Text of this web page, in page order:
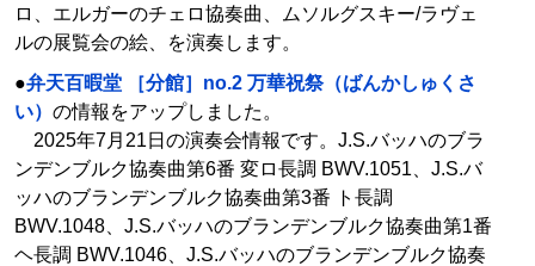
ロ、エルガーのチェロ協奏曲、ムソルグスキー/ラヴェ
ルの展覧会の絵、を演奏します。
●弁天百暇堂 ［分館］no.2 万華祝祭（ばんかしゅくさ
い） の情報をアップしました。
2025年7月21日の演奏会情報です。J.S.バッハのブラ
ンデンブルク協奏曲第6番 変ロ長調 BWV.1051、J.S.バ
ッハのブランデンブルク協奏曲第3番 ト長調
BWV.1048、J.S.バッハのブランデンブルク協奏曲第1番
ヘ長調 BWV.1046、J.S.バッハのブランデンブルク協奏